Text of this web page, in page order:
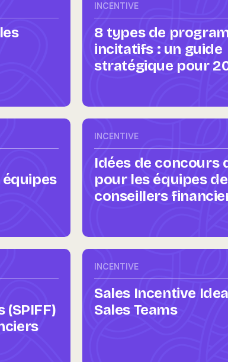
INCENTIVE
8 types de
incitatifs : un guide
stratégique pour
INCENTIVE
Idées de concours
pour les équipes de
conseillers
INCENTIVE
Sales Incentive
Sales Teams